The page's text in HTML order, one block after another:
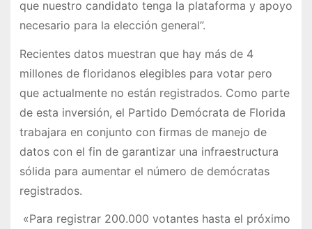
que nuestro candidato tenga la plataforma y apoyo
necesario para la elección general”.
Recientes datos muestran que hay más de 4
millones de floridanos elegibles para votar pero
que actualmente no están registrados. Como parte
de esta inversión, el Partido Demócrata de Florida
trabajara en conjunto con firmas de manejo de
datos con el fin de garantizar una infraestructura
sólida para aumentar el número de demócratas
registrados.
«Para registrar 200.000 votantes hasta el próximo